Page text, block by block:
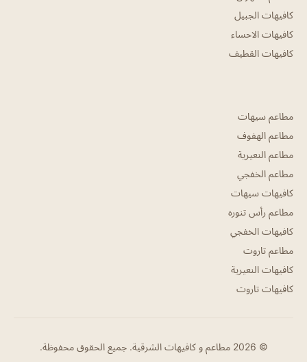
كافيهات الجبيل
كافيهات الاحساء
كافيهات القطيف
مطاعم سيهات
مطاعم الهفوف
مطاعم النعيرية
مطاعم الخفجي
كافيهات سيهات
مطاعم رأس تنوره
كافيهات الخفجي
مطاعم تاروت
كافيهات النعيرية
كافيهات تاروت
© 2026 مطاعم و كافيهات الشرقية. جميع الحقوق محفوظة.